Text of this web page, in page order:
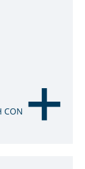
CON